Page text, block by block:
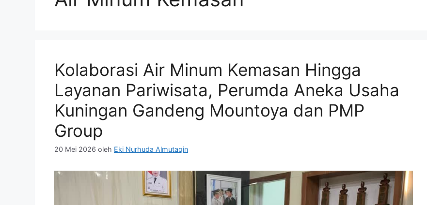
Kolaborasi Air Minum Kemasan Hingga
Layanan Pariwisata, Perumda Aneka Usaha
Kuningan Gandeng Mountoya dan PMP
Group
20 Mei 2026 oleh Eki Nurhuda Almutaqin